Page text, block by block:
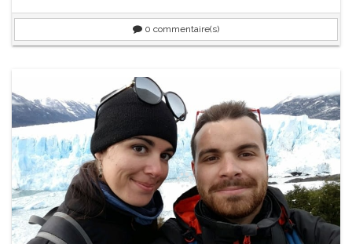
0 commentaire(s)